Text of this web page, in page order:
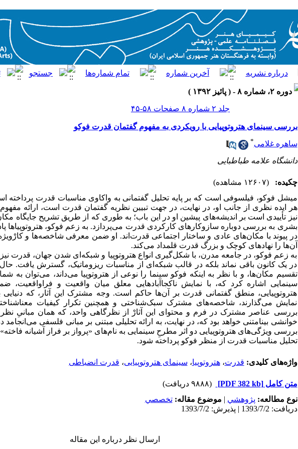
دوره ۲، شماره ۸ - ( پائیز ۱۳۹۲ )
جلد ۲ شماره ۸ صفحات ۵۸-۴۵
بررسی سینمای هتروتوپیایی با رویکردی به مفهوم گفتمان قدرت فوکو
ساهره غلامی*
دانشگاه علامه طباطبایی
چکیده:
(۱۲۶۰۷ مشاهده)
میشل فوکو، فیلسوفی است که بر پایه تحلیل گفتمانی به واکاوی مناسبات قدرت پرداخته
هر ایده نظری از جانب او، در نهایت، در جهت تبیین نظریه گفتمان قدرت است، ارائه مفهوم
نیز تأییدی است بر اندیشه‌های پیشین او در این باب؛ به طوری که از طریق تشریح جایگاه
بشری به بررسی دوباره سازوکارهای کارکردی قدرت می‌پردازد. به زعم فوکو، هتروتوپیاها
در پیوند با مکان‌های عادی و ساختار اجتماعی قدرت‌اند. او ضمن معرفی شاخصه‌ها و
آن‌ها را نهادهای کوچک و بزرگ قدرت قلمداد می‌کند.
به زعم فوکو، در جامعه مدرن، با شکل‌گیری انواع هتروتوپیا و شبکه‌ای شدن جهان، قدرت
در یک کانون باقی نماند بلکه در قالب شبکه‌ای از مناسبات ریزوماتیک، گسترش یافت.
تقسیم مکان‌ها، و با نظر به اینکه فوکو سینما را نوعی از هتروتوپیا می‌داند، می‌توان به
سینمایی اشاره کرد که، با نمایش ناکجاآبادهایی معلق میان واقعیت و فراواقعیت،
هتروتوپیایی، منطق گفتمانی قدرت بر آن‌ها حاکم است. وجه مشترک این آثار، که دنیایی
نمایش می‌گذارند، شاخصه‌های مشترک سبک‌شناختی و همچنین تکرار کیفیات
بررسی عناصر مشترک در فرم و محتوای این آثارْ از نظرگاهی واحد، که همان مبانیِ
خوانشی بینامتنی خواهد بود که، در نهایت، به ارائه تحلیلی مبتنی بر مبانی فلسفی
تحلیل مناسبات قدرت از منظر فوکو پرداخته شود.
واژه‌های کلیدی: قدرت،هتروتوپیا، سینمای هتروتوپیایی، قدرت انضباطی
متن کامل[PDF 382 kb]
(۹۸۸۸ دریافت)
نوع مطالعه: پژوهشي | موضوع مقاله:تخصصي
دریافت: 1393/7/2 | پذیرش: 1393/7/2
ارسال نظر درباره این مقاله